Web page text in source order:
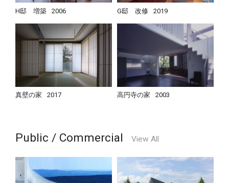
H邸 増築 2006 G邸 改修 2019
真壁の家 2017 高円寺の家 2003
Public / Commercial View All